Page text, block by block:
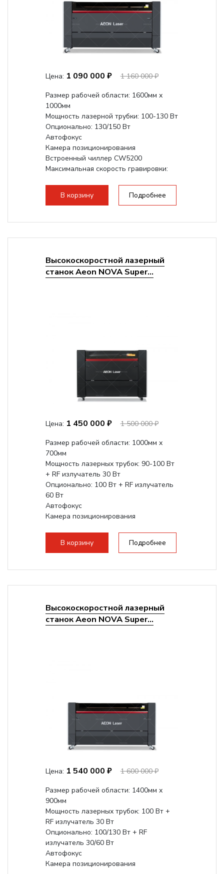
Цена: 1 090 000 ₽
1 160 000 ₽
Размер рабочей области: 1600мм х
1000мм
Мощность лазерной трубки: 100-130 Вт
Опционально: 130/150 Вт
Автофокус
Камера позиционирования
Встроенный чиллер CW5200
Максимальная скорость гравировки:
140мм,...
В корзину Подробнее
Высокоскоростной лазерный
станок Aeon NOVA Super...
Цена: 1 450 000 ₽
1 500 000 ₽
Размер рабочей области: 1000мм х
700мм
Мощность лазерных трубок: 90-100 Вт
+ RF излучатель 30 Вт
Опционально: 100 Вт + RF излучатель
60 Вт
Автофокус
Камера позиционирования
2000 мм/с...
В корзину Подробнее
Высокоскоростной лазерный
станок Aeon NOVA Super...
Цена: 1 540 000 ₽
1 600 000 ₽
Размер рабочей области: 1400мм х
900мм
Мощность лазерных трубок: 100 Вт +
RF излучатель 30 Вт
Опционально: 100/130 Вт + RF
излучатель 30/60 Вт
Автофокус
Камера позиционирования